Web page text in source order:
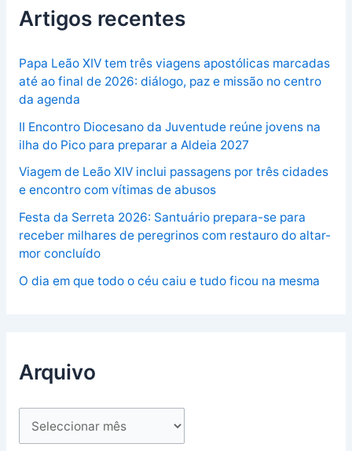
Artigos recentes
Papa Leão XIV tem três viagens apostólicas marcadas
até ao final de 2026: diálogo, paz e missão no centro
da agenda
II Encontro Diocesano da Juventude reúne jovens na
ilha do Pico para preparar a Aldeia 2027
Viagem de Leão XIV inclui passagens por três cidades
e encontro com vítimas de abusos
Festa da Serreta 2026: Santuário prepara-se para
receber milhares de peregrinos com restauro do altar-
mor concluído
O dia em que todo o céu caiu e tudo ficou na mesma
Arquivo